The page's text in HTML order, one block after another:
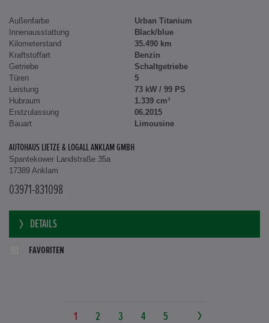
Außenfarbe
Urban Titanium
Innenausstattung
Black/blue
Kilometerstand
35.490 km
Kraftstoffart
Benzin
Getriebe
Schaltgetriebe
Türen
5
Leistung
73 kW / 99 PS
Hubraum
1.339 cm³
Erstzulassung
06.2015
Bauart
Limousine
AUTOHAUS LIETZE & LOGALL ANKLAM GMBH
Spantekower Landstraße 35a
17389 Anklam
03971-831098
DETAILS
FAVORITEN
1 2 3 4 5